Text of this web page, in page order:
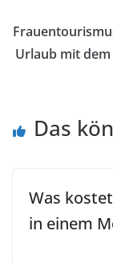
Urlaub mit
Das
Was
in einem